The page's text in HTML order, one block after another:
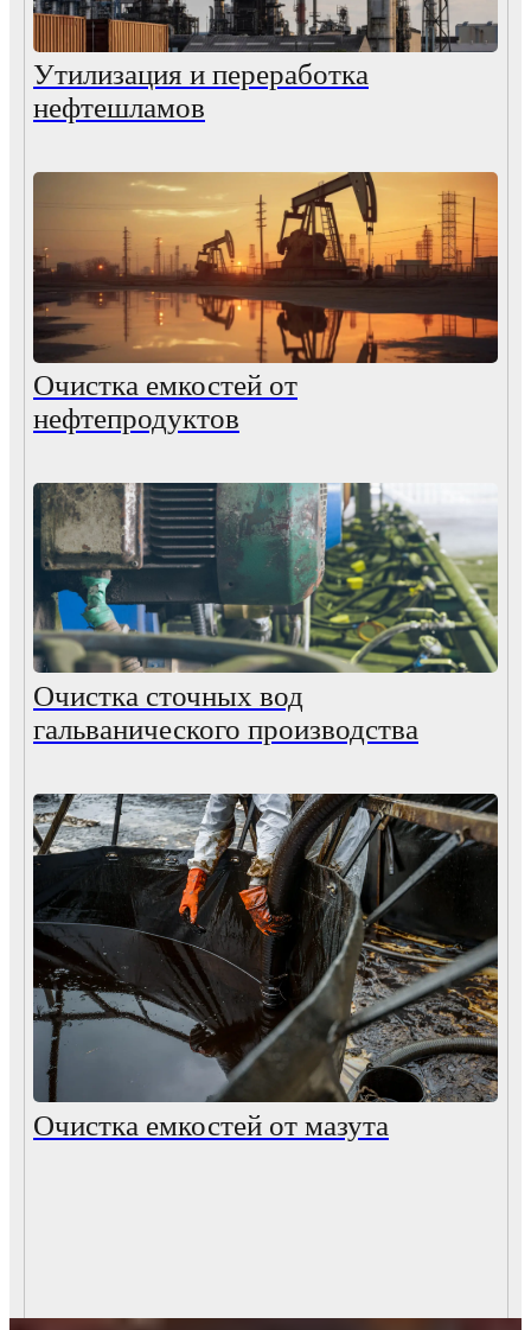
Утилизация и переработка
нефтешламов
Очистка емкостей от
нефтепродуктов
Очистка сточных вод
гальванического производства
Очистка емкостей от мазута